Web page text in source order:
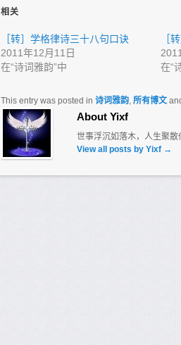
相关
［转］学格律诗三十八句口诀
2011年12月11日
在“诗词雅韵”中
［
在“
This entry was posted in 诗词雅韵, 所有博文
About Yixf
世事浮沉如落木，人生聚散
View all posts by Yixf →